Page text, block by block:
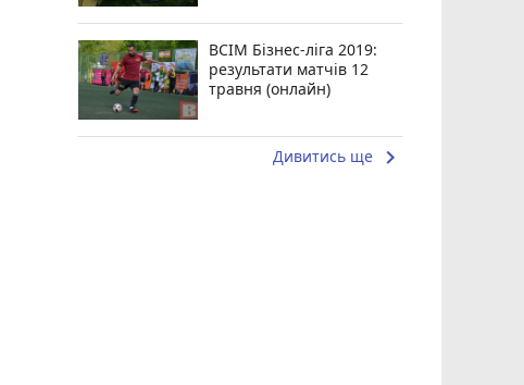
ВСІМ Бізнес-ліга 2019:
результати матчів 12
травня (онлайн)
Дивитись ще keyboard_arrow_right